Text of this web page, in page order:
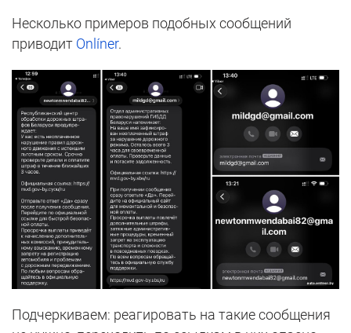
Несколько примеров подобных сообщений
приводит Onlíner.
Подчеркиваем: реагировать на такие сообщения